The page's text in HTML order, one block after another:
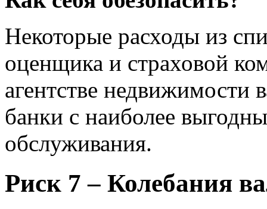
Некоторые расходы из
оценщика и страховой
агентстве
банки с наиболее
обслуживания.
Риск 7 – Колебания